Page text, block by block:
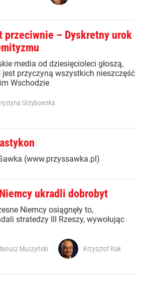
przeciwnie – Dyskretny urok
media od dziesięcioleci głoszą,
jest przyczyną wszystkich nieszczęść
Wschodzie
Grzybowska
(www.przyssawka.pl)
ukradli dobrobyt
Niemcy osiągnęły to,
stratedzy III Rzeszy, wywołując
Muszyński Krzysztof Rak